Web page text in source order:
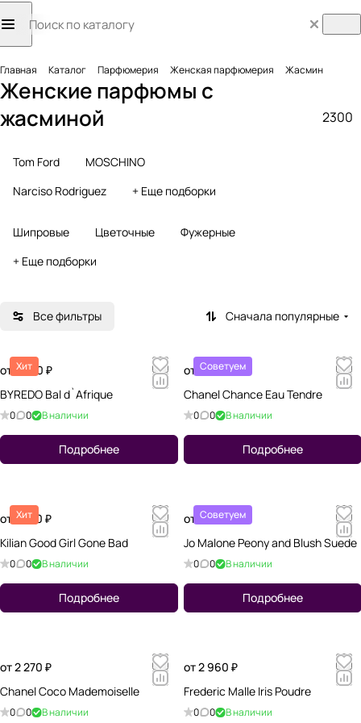
Главная Каталог Парфюмерия Женская парфюмерия Жасмин
Женские парфюмы с
жасминой
2300
Tom Ford
MOSCHINO
Narciso Rodriguez
+ Еще подборки
Шипровые Цветочные
Фужерные
+ Еще подборки
Все фильтры Сначала популярные
Хит
от 2 380 ₽
BYREDO Bal d`Afrique
0 0 В наличии
Подробнее
Советуем
от 2 170 ₽
Chanel Chance Eau Tendre
0 0 В наличии
Подробнее
Хит
от 1 560 ₽
Kilian Good Girl Gone Bad
0 0 В наличии
Подробнее
Советуем
от 1 720 ₽
Jo Malone Peony and Blush Suede
0 0 В наличии
Подробнее
от 2 270 ₽
Chanel Coco Mademoiselle
0 0 В наличии
от 2 960 ₽
Frederic Malle Iris Poudre
0 0 В наличии